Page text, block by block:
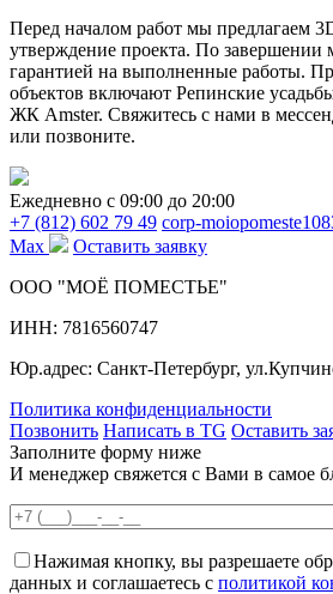
Перед началом работ мы предлагаем
утверждение проекта. По завершении
гарантией на выполненные работы.
объектов включают Репинские
ЖК Amster. Свяжитесь с нами в
или позвоните.
Ежедневно c 09:00 до 20:00
+7 (812) 602 79 49 corp-
Max
Оставить заявку
ООО "МОЁ ПОМЕСТЬЕ"
ИНН: 7816560747
Юр.адрес: Санкт-Петербург,
Политика конфиденциальности
Позвонить Написать в TG Оставить
Заполните форму ниже
И менеджер свяжется с Вами в самое
Нажимая кнопку, вы разрешаете
данных и соглашаетесь с политикой